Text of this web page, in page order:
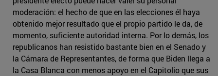
moderación: el hecho de que en las elecciones él haya
obtenido mejor resultado que el propio partido le da, de
momento, suficiente autoridad interna. Por lo demás, los
republicanos han resistido bastante bien en el Senado y
la Cámara de Representantes, de forma que Biden llega a
la Casa Blanca con menos apoyo en el Capitolio que sus